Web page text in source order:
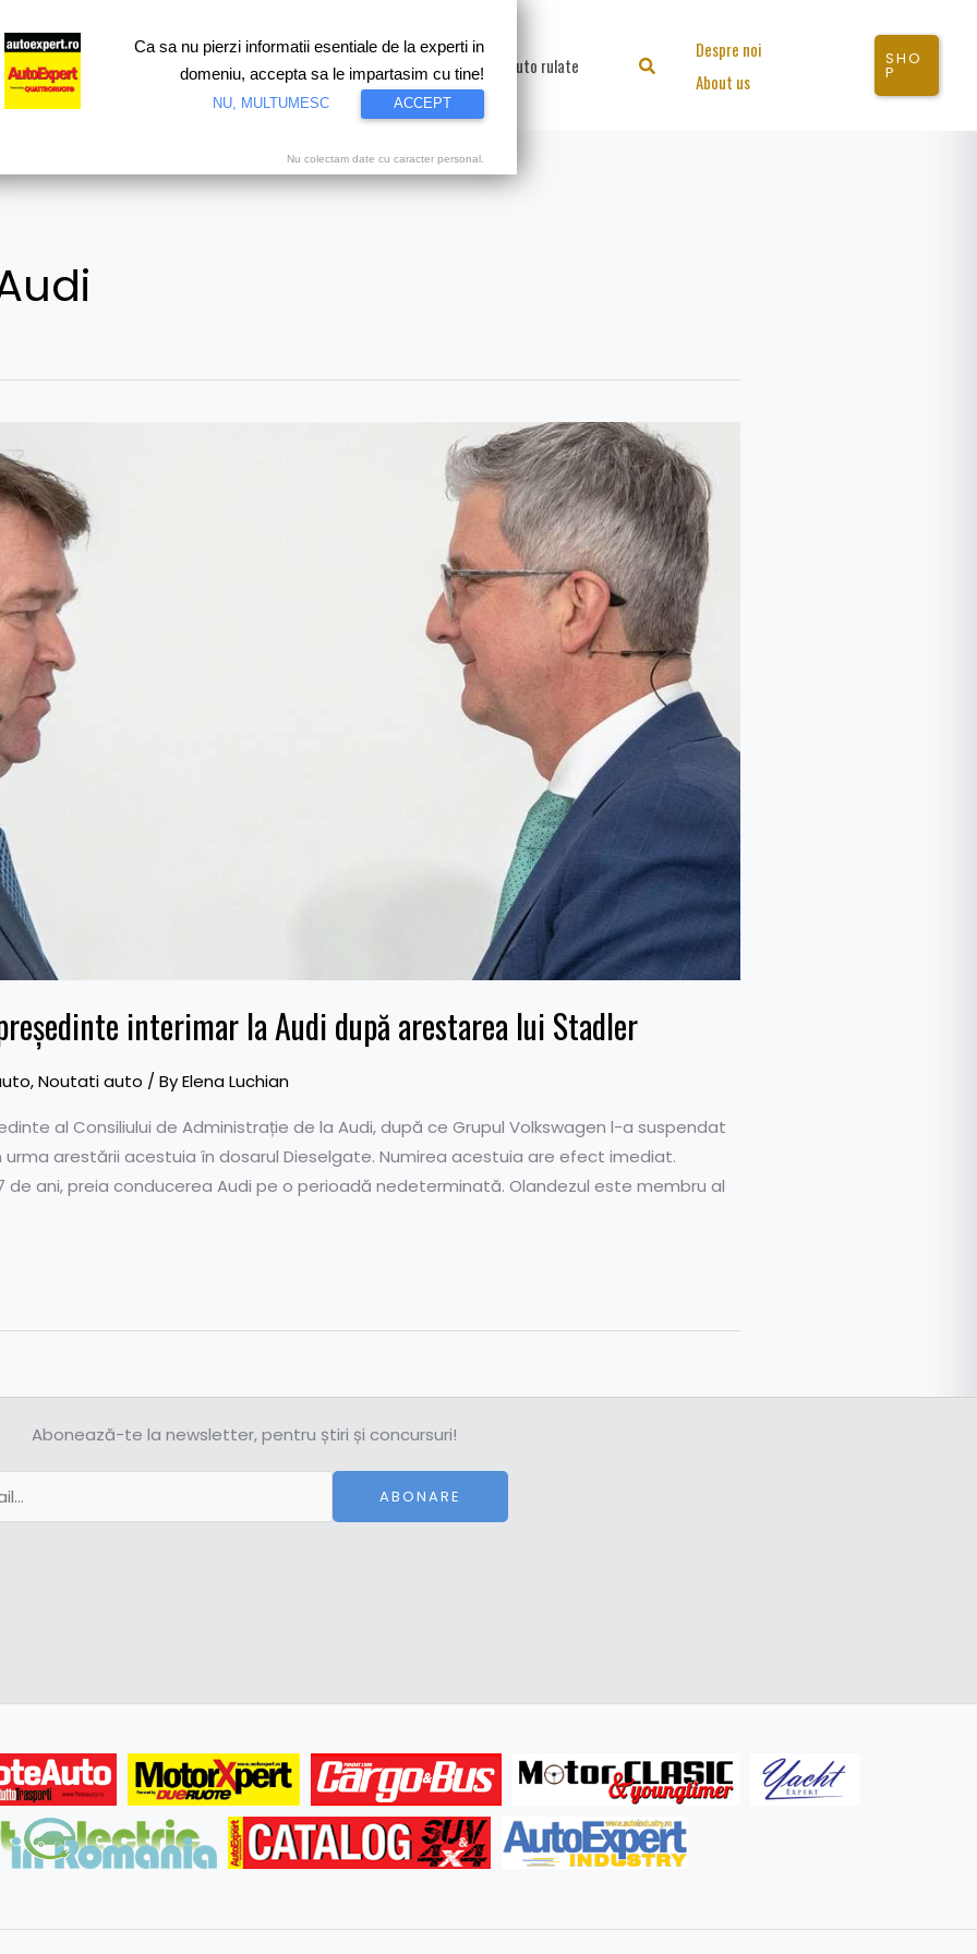
Test drive Motorsport Proiecte speciale Video Auto rulate Search
Despre noi
About us
SHO
P
interimar la Audi după arestarea lui Stadler
,Noutati auto / ByElena Luchian
al Consiliului de Administrație de la Audi, după ce Grupul Volkswagen l-a suspendat
urma arestării acestuia în dosarul Dieselgate. Numirea acestuia are efect imediat.
de ani, preia conducerea Audi pe o perioadă nedeterminată. Olandezul este membru al
Abonează-te la newsletter, pentru știri și concursuri!
ABONARE
Ca sa nu pierzi informatii esentiale de la experti in
domeniu, accepta sa le impartasim cu tine!
NU, MULTUMESC ACCEPT
Nu colectam date cu caracter personal.